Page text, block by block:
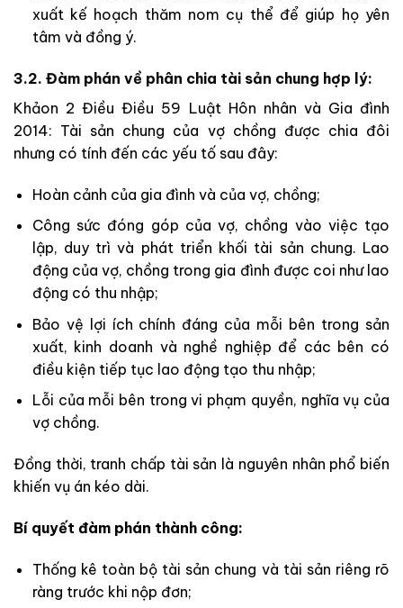
xuất kế hoạch thăm nom cụ thể để giúp họ yên
tâm và đồng ý.
3.2. Đàm phán về phân chia tài sản chung hợp lý:
Khảon 2 Điều Điều 59 Luật Hôn nhân và Gia đình
2014: Tài sản chung của vợ chồng được chia đôi
nhưng có tính đến các yếu tố sau đây:
Hoàn cảnh của gia đình và của vợ, chồng;
Công sức đóng góp của vợ, chồng vào việc tạo
lập, duy trì và phát triển khối tài sản chung. Lao
động của vợ, chồng trong gia đình được coi như lao
động có thu nhập;
Bảo vệ lợi ích chính đáng của mỗi bên trong sản
xuất, kinh doanh và nghề nghiệp để các bên có
điều kiện tiếp tục lao động tạo thu nhập;
Lỗi của mỗi bên trong vi phạm quyền, nghĩa vụ của
vợ chồng.
Đồng thời, tranh chấp tài sản là nguyên nhân phổ biến
khiến vụ án kéo dài.
Bí quyết đàm phán thành công:
Thống kê toàn bộ tài sản chung và tài sản riêng rõ
ràng trước khi nộp đơn;